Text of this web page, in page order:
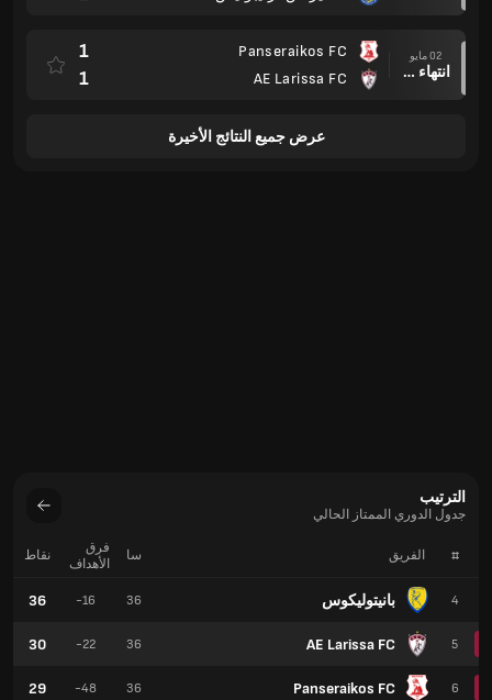
02 مايو
انتهاء وقت المباراة
Panseraikos FC
AE Larissa FC
1
1
عرض جميع النتائج الأخيرة
الترتيب
جدول الدوري الممتاز الحالي
# الفريق
4 بانيتوليكوس
5
AE Larissa FC
6
Panseraikos FC
سا
فرق
الأهداف
نقاط
36
-16
36
36
-22
30
36
-48
29